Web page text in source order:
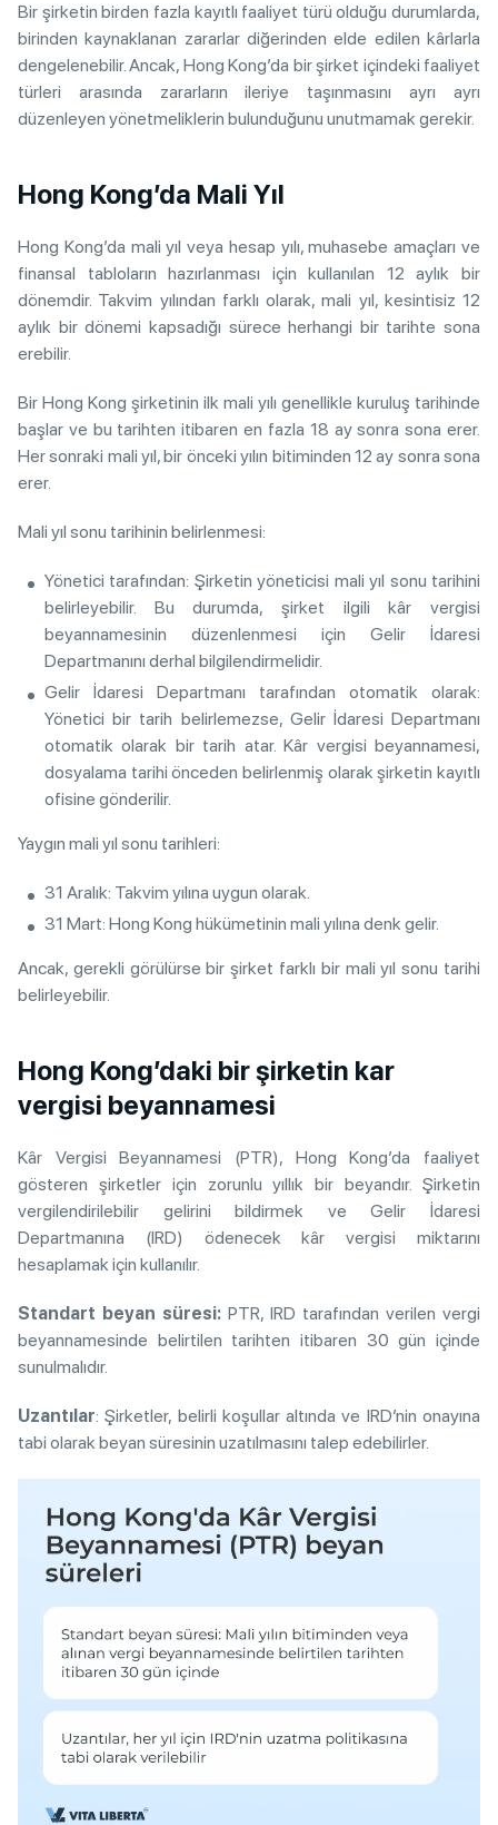
Bir şirketin birden fazla kayıtlı faaliyet türü olduğu durumlarda,
birinden kaynaklanan zararlar diğerinden elde edilen kârlarla
dengelenebilir. Ancak, Hong Kong’da bir şirket içindeki faaliyet
türleri arasında zararların ileriye taşınmasını ayrı ayrı
düzenleyen yönetmeliklerin bulunduğunu unutmamak gerekir.
Hong Kong’da Mali Yıl
Hong Kong’da mali yıl veya hesap yılı, muhasebe amaçları ve
finansal tabloların hazırlanması için kullanılan 12 aylık bir
dönemdir. Takvim yılından farklı olarak, mali yıl, kesintisiz 12
aylık bir dönemi kapsadığı sürece herhangi bir tarihte sona
erebilir.
Bir Hong Kong şirketinin ilk mali yılı genellikle kuruluş tarihinde
başlar ve bu tarihten itibaren en fazla 18 ay sonra sona erer.
Her sonraki mali yıl, bir önceki yılın bitiminden 12 ay sonra sona
erer.
Mali yıl sonu tarihinin belirlenmesi:
Yönetici tarafından: Şirketin yöneticisi mali yıl sonu tarihini
belirleyebilir. Bu durumda, şirket ilgili kâr vergisi
beyannamesinin düzenlenmesi için Gelir İdaresi
Departmanını derhal bilgilendirmelidir.
Gelir İdaresi Departmanı tarafından otomatik olarak:
Yönetici bir tarih belirlemezse, Gelir İdaresi Departmanı
otomatik olarak bir tarih atar. Kâr vergisi beyannamesi,
dosyalama tarihi önceden belirlenmiş olarak şirketin kayıtlı
ofisine gönderilir.
Yaygın mali yıl sonu tarihleri:
31 Aralık: Takvim yılına uygun olarak.
31 Mart: Hong Kong hükümetinin mali yılına denk gelir.
Ancak, gerekli görülürse bir şirket farklı bir mali yıl sonu tarihi
belirleyebilir.
Hong Kong’daki bir şirketin kar
vergisi beyannamesi
Kâr Vergisi Beyannamesi (PTR), Hong Kong’da faaliyet
gösteren şirketler için zorunlu yıllık bir beyandır. Şirketin
vergilendirilebilir gelirini bildirmek ve Gelir İdaresi
Departmanına (IRD) ödenecek kâr vergisi miktarını
hesaplamak için kullanılır.
Standart beyan süresi: PTR, IRD tarafından verilen vergi
beyannamesinde belirtilen tarihten itibaren 30 gün içinde
sunulmalıdır.
Uzantılar: Şirketler, belirli koşullar altında ve IRD’nin onayına
tabi olarak beyan süresinin uzatılmasını talep edebilirler.